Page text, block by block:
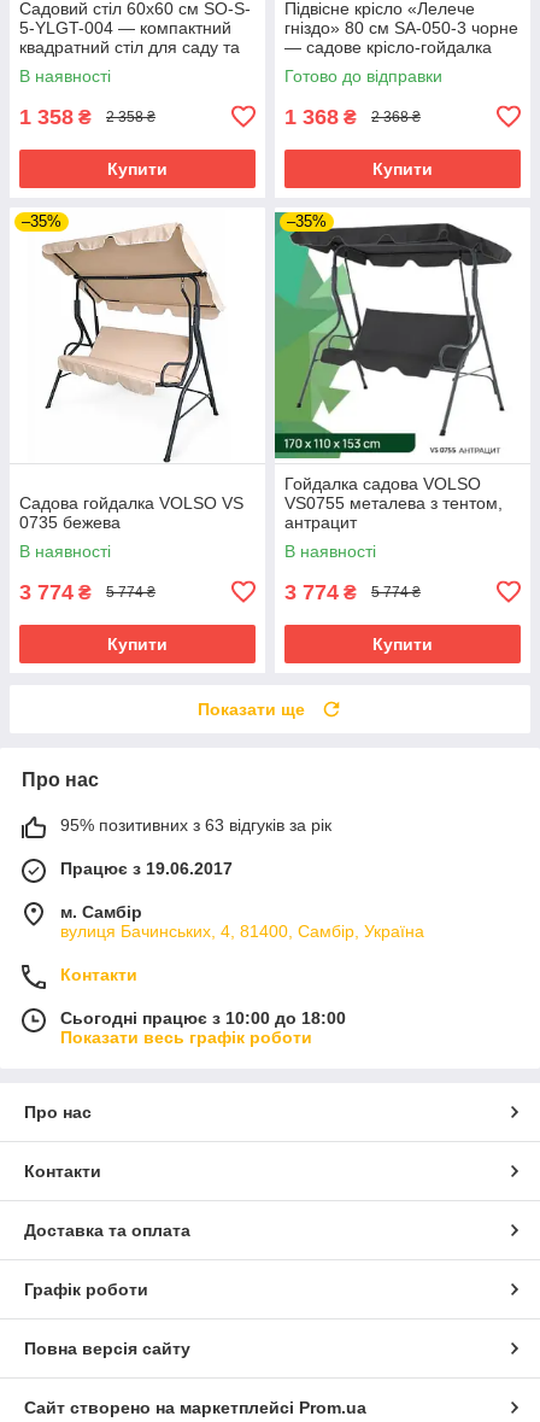
Садовий стіл 60x60 см SO-S-
5-YLGT-004 — компактний
квадратний стіл для саду та
тераси
В наявності
1 358 ₴ 2 358 ₴
Купити
Підвісне крісло «Лелече
гніздо» 80 см SA-050-3 чорне
— садове крісло-гойдалка
для дому, тераси та
відпочинку
Готово до відправки
1 368 ₴ 2 368 ₴
Купити
–35%
Садова гойдалка VOLSO VS
0735 бежева
В наявності
3 774 ₴ 5 774 ₴
Купити
–35%
Гойдалка садова VOLSO
VS0755 металева з тентом,
антрацит
В наявності
3 774 ₴ 5 774 ₴
Купити
Показати ще
Про нас
95% позитивних з 63 відгуків за рік
Працює з 19.06.2017
м. Самбір
вулиця Бачинських, 4, 81400, Самбір, Україна
Контакти
Сьогодні працює з 10:00 до 18:00
Показати весь графік роботи
Про нас
Контакти
Доставка та оплата
Графік роботи
Повна версія сайту
Сайт створено на маркетплейсі Prom.ua